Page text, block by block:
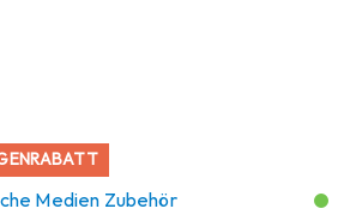
Medien Zubehör